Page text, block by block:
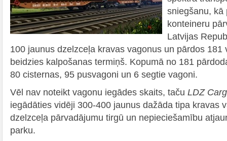
sniegšanu, kā
konteineru
Latvijas
100 jaunus dzelzceļa kravas vagonus un pārdos 181
beidzies kalpošanas termiņš. Kopumā no 181
80 cisternas, 95 pusvagoni un 6 segtie vagoni.
Vēl nav noteikt vagonu iegādes skaits, taču LDZ
iegādāties vidēji 300-400 jaunus dažāda tipa kravas
dzelzceļa pārvadājumu tirgū un nepieciešamību
parku.